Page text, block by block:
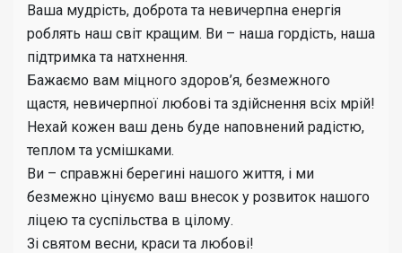
Ваша мудрість, доброта та невичерпна енергія
роблять наш світ кращим. Ви – наша гордість, наша
підтримка та натхнення.
Бажаємо вам міцного здоров’я, безмежного
щастя, невичерпної любові та здійснення всіх мрій!
Нехай кожен ваш день буде наповнений радістю,
теплом та усмішками.
Ви – справжні берегині нашого життя, і ми
безмежно цінуємо ваш внесок у розвиток нашого
ліцею та суспільства в цілому.
Зі святом весни, краси та любові!